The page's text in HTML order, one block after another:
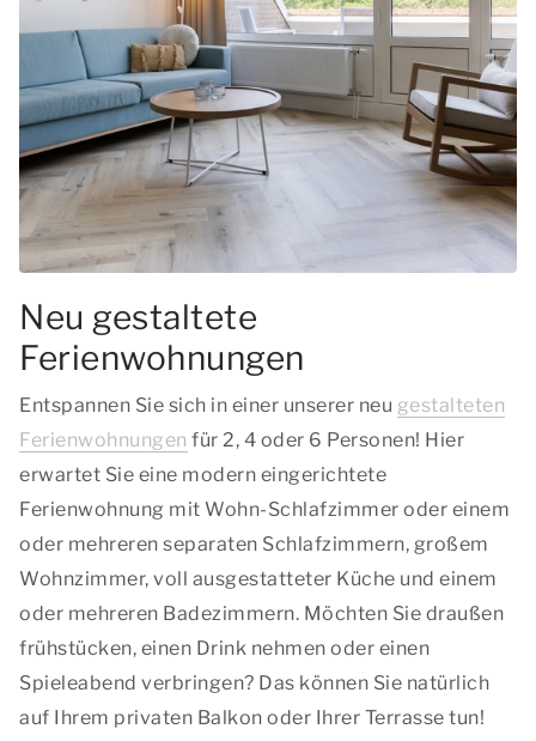
Neu gestaltete
Ferienwohnungen
Entspannen Sie sich in einer unserer neu gestalteten
Ferienwohnungen für 2, 4 oder 6 Personen! Hier
erwartet Sie eine modern eingerichtete
Ferienwohnung mit Wohn-Schlafzimmer oder einem
oder mehreren separaten Schlafzimmern, großem
Wohnzimmer, voll ausgestatteter Küche und einem
oder mehreren Badezimmern. Möchten Sie draußen
frühstücken, einen Drink nehmen oder einen
Spieleabend verbringen? Das können Sie natürlich
auf Ihrem privaten Balkon oder Ihrer Terrasse tun!